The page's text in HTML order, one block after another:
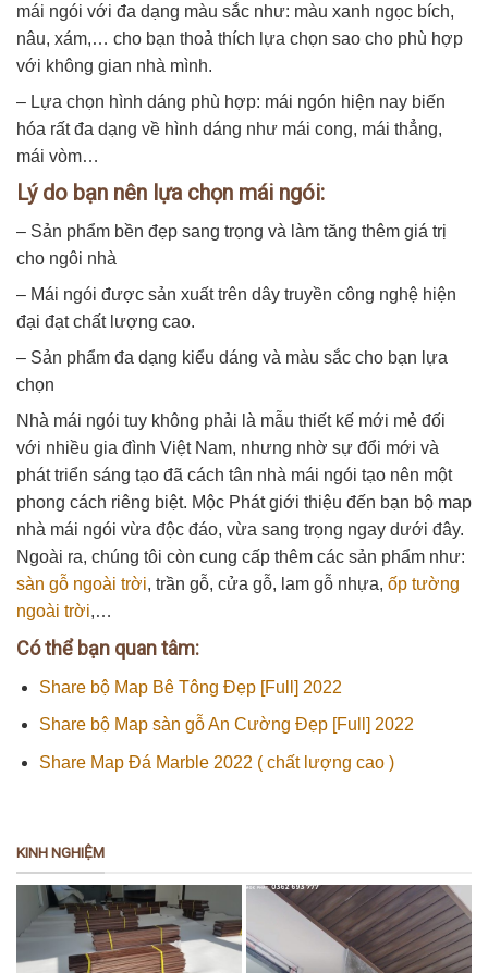
mái ngói với đa dạng màu sắc như: màu xanh ngọc bích,
nâu, xám,… cho bạn thoả thích lựa chọn sao cho phù hợp
với không gian nhà mình.
– Lựa chọn hình dáng phù hợp: mái ngón hiện nay biến
hóa rất đa dạng về hình dáng như mái cong, mái thẳng,
mái vòm…
Lý do bạn nên lựa chọn mái ngói:
– Sản phẩm bền đẹp sang trọng và làm tăng thêm giá trị
cho ngôi nhà
– Mái ngói được sản xuất trên dây truyền công nghệ hiện
đại đạt chất lượng cao.
– Sản phẩm đa dạng kiểu dáng và màu sắc cho bạn lựa
chọn
Nhà mái ngói tuy không phải là mẫu thiết kế mới mẻ đối
với nhiều gia đình Việt Nam, nhưng nhờ sự đổi mới và
phát triển sáng tạo đã cách tân nhà mái ngói tạo nên một
phong cách riêng biệt. Mộc Phát giới thiệu đến bạn bộ map
nhà mái ngói vừa độc đáo, vừa sang trọng ngay dưới đây.
Ngoài ra, chúng tôi còn cung cấp thêm các sản phẩm như:
sàn gỗ ngoài trời, trần gỗ, cửa gỗ, lam gỗ nhựa, ốp tường
ngoài trời,…
Có thể bạn quan tâm:
Share bộ Map Bê Tông Đẹp [Full] 2022
Share bộ Map sàn gỗ An Cường Đẹp [Full] 2022
Share Map Đá Marble 2022 ( chất lượng cao )
KINH NGHIỆM